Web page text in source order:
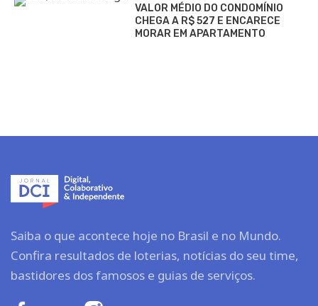
VALOR MÉDIO DO CONDOMÍNIO
CHEGA A R$ 527 E ENCARECE
MORAR EM APARTAMENTO
Saiba o que acontece hoje no Brasil e no Mundo.
Confira resultados de loterias, notícias do seu time,
bastidores dos famosos e guias de serviços.